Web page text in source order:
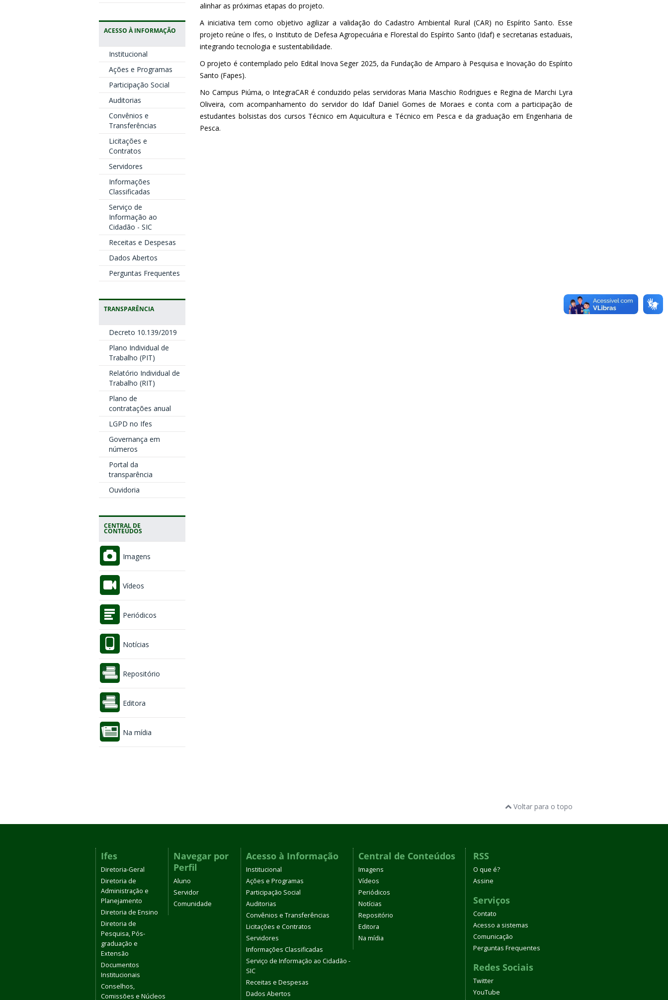
ACESSO À INFORMAÇÃO
Institucional
Ações e Programas
Participação Social
Auditorias
Convênios e
Transferências
Licitações e
Contratos
Servidores
Informações
Classificadas
Serviço de
Informação ao
Cidadão - SIC
Receitas e Despesas
Dados Abertos
Perguntas Frequentes
TRANSPARÊNCIA
Decreto 10.139/2019
Plano Individual de
Trabalho (PIT)
Relatório Individual de
Trabalho (RIT)
Plano de
contratações anual
LGPD no Ifes
Governança em
números
Portal da
transparência
Ouvidoria
CENTRAL DE
CONTEÚDOS
Imagens
Vídeos
Periódicos
Notícias
Repositório
Editora
Na mídia
alinhar as próximas etapas do projeto.
A iniciativa tem como objetivo agilizar a validação do Cadastro Ambiental Rural (CAR) no Espírito Santo. Esse
projeto reúne o Ifes, o Instituto de Defesa Agropecuária e Florestal do Espírito Santo (Idaf) e secretarias estaduais,
integrando tecnologia e sustentabilidade.
O projeto é contemplado pelo Edital Inova Seger 2025, da Fundação de Amparo à Pesquisa e Inovação do Espírito
Santo (Fapes).
No Campus Piúma, o IntegraCAR é conduzido pelas servidoras Maria Maschio Rodrigues e Regina de Marchi Lyra
Oliveira, com acompanhamento do servidor do Idaf Daniel Gomes de Moraes e conta com a participação de
estudantes bolsistas dos cursos Técnico em Aquicultura e Técnico em Pesca e da graduação em Engenharia de
Pesca.
Voltar para o topo
Ifes
Diretoria-Geral
Diretoria de
Administração e
Planejamento
Diretoria de Ensino
Diretoria de
Pesquisa, Pós-
graduação e
Extensão
Documentos
Institucionais
Conselhos,
Comissões e Núcleos
Navegar por
Perfil
Aluno
Servidor
Comunidade
Acesso à Informação
Institucional
Ações e Programas
Participação Social
Auditorias
Convênios e Transferências
Licitações e Contratos
Servidores
Informações Classificadas
Serviço de Informação ao Cidadão -
SIC
Receitas e Despesas
Dados Abertos
Central de Conteúdos
Imagens
Vídeos
Periódicos
Notícias
Repositório
Editora
Na mídia
RSS
O que é?
Assine
Serviços
Contato
Acesso a sistemas
Comunicação
Perguntas Frequentes
Redes Sociais
Twitter
YouTube